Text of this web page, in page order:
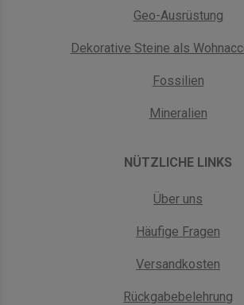
Geo-Ausrüstung
Dekorative Steine als
Fossilien
Mineralien
NÜTZLICHE LINKS
Über uns
Häufige Fragen
Versandkosten
Rückgabebelehrung